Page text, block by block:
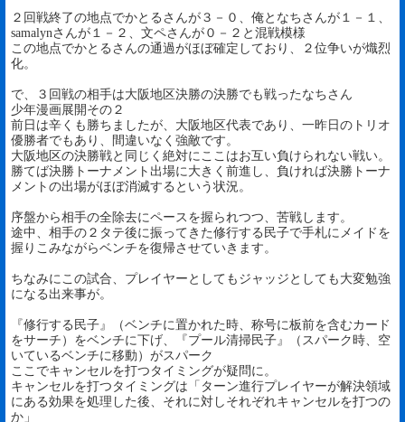
２回戦終了の地点でかとるさんが３－０、俺となちさんが１－１、
samalynさんが１－２、文ペさんが０－２と混戦模様
この地点でかとるさんの通過がほぼ確定しており、２位争いが熾烈
化。
で、３回戦の相手は大阪地区決勝の決勝でも戦ったなちさん
少年漫画展開その２
前日は辛くも勝ちましたが、大阪地区代表であり、一昨日のトリオ
優勝者でもあり、間違いなく強敵です。
大阪地区の決勝戦と同じく絶対にここはお互い負けられない戦い。
勝てば決勝トーナメント出場に大きく前進し、負ければ決勝トーナ
メントの出場がほぼ消滅するという状況。
序盤から相手の全除去にペースを握られつつ、苦戦します。
途中、相手の２タテ後に振ってきた修行する民子で手札にメイドを
握りこみながらベンチを復帰させていきます。
ちなみにこの試合、プレイヤーとしてもジャッジとしても大変勉強
になる出来事が。
『修行する民子』（ベンチに置かれた時、称号に板前を含むカード
をサーチ）をベンチに下げ、『プール清掃民子』（スパーク時、空
いているベンチに移動）がスパーク
ここでキャンセルを打つタイミングが疑問に。
キャンセルを打つタイミングは「ターン進行プレイヤーが解決領域
にある効果を処理した後、それに対しそれぞれキャンセルを打つの
か」